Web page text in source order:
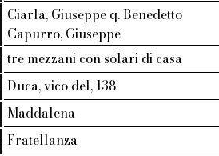
Ciarla, Giuseppe q. Benedetto
Capurro, Giuseppe
tre mezzani con solari di casa
Duca, vico del, 138
Maddalena
Fratellanza